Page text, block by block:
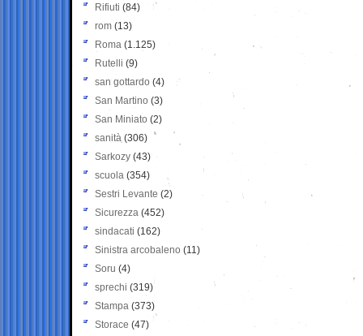
Rifiuti (84)
rom (13)
Roma (1.125)
Rutelli (9)
san gottardo (4)
San Martino (3)
San Miniato (2)
sanità (306)
Sarkozy (43)
scuola (354)
Sestri Levante (2)
Sicurezza (452)
sindacati (162)
Sinistra arcobaleno (11)
Soru (4)
sprechi (319)
Stampa (373)
Storace (47)